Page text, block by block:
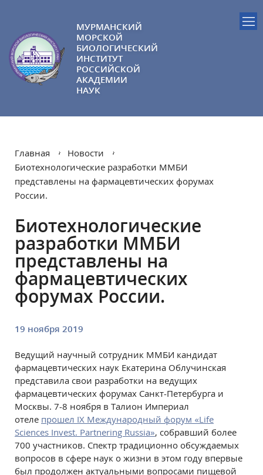
МУРМАНСКИЙ
МОРСКОЙ
БИОЛОГИЧЕСКИЙ
ИНСТИТУТ
РОССИЙСКОЙ
АКАДЕМИИ
НАУК
Главная
Новости
Биотехнологические разработки ММБИ
представлены на фармацевтических форумах
России.
Биотехнологические
разработки ММБИ
представлены на
фармацевтических
форумах России.
19 ноября 2019
Ведущий научный сотрудник ММБИ кандидат
фармацевтических наук Екатерина Облучинская
представила свои разработки на ведущих
фармацевтических форумах Санкт-Петербурга и
Москвы. 7-8 ноября в Талион Империал
отеле прошел IX Международный форум «Life
Sciences Invest. Partnering Russia», собравший более
700 участников. Спектр традиционно обсуждаемых
вопросов в сфере наук о жизни в этом году впервые
был продолжен актуальными вопросами пищевой